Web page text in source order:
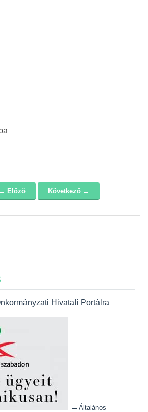
← Előző Következő →
Hivatali Portálra
→ Általános